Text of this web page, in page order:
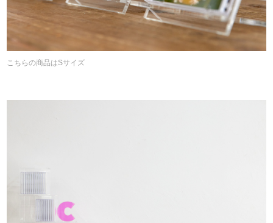
こちらの商品はSサイズ